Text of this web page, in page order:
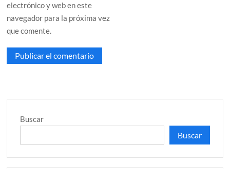
electrónico y web en este
navegador para la próxima vez
que comente.
Buscar
Buscar